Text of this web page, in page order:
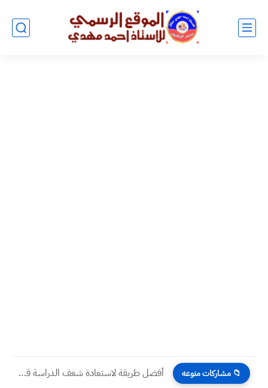
📁 مشاركات منوعه أفضل طريقة لاستعادة شغف الدراسة قبل امتحانات نصف السنة